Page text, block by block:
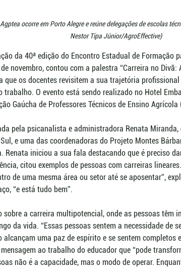
ocorre em Porto Alegre e reúne delegações de escolas
Nestor Tipa Júnior/AgroEffective)
da 40ª edição do Encontro Estadual de Formação
novembro, contou com a palestra “Carreira no Divã:
que os docentes revisitem a sua trajetória
trabalho. O evento está sendo realizado no Hotel
Gaúcha de Professores Técnicos de Ensino Agrícola
pela psicanalista e administradora Renata Miranda,
e uma das coordenadoras do Projeto Montes
Renata iniciou a sua fala destacando que é preciso
citou exemplos de pessoas com carreiras
de uma mesma área ou setor até se aposentar”,
“e está tudo bem”.
sobre a carreira multipotencial, onde as pessoas têm
da vida. “Essas pessoas sentem a necessidade de
alcançam uma paz de espírito e se sentem completos
ao trabalho do educador que “pode
não é a capacidade, mas o modo de operar.